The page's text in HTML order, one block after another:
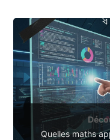
Quelles maths